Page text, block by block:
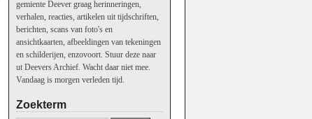
gemiente Deever graag herinneringen,
verhalen, reacties, artikelen uit tijdschriften,
berichten, scans van foto's en
ansichtkaarten, afbeeldingen van tekeningen
en schilderijen, enzovoort. Stuur deze naar
ut Deevers Archief. Wacht daar niet mee.
Vandaag is morgen verleden tijd.
Zoekterm